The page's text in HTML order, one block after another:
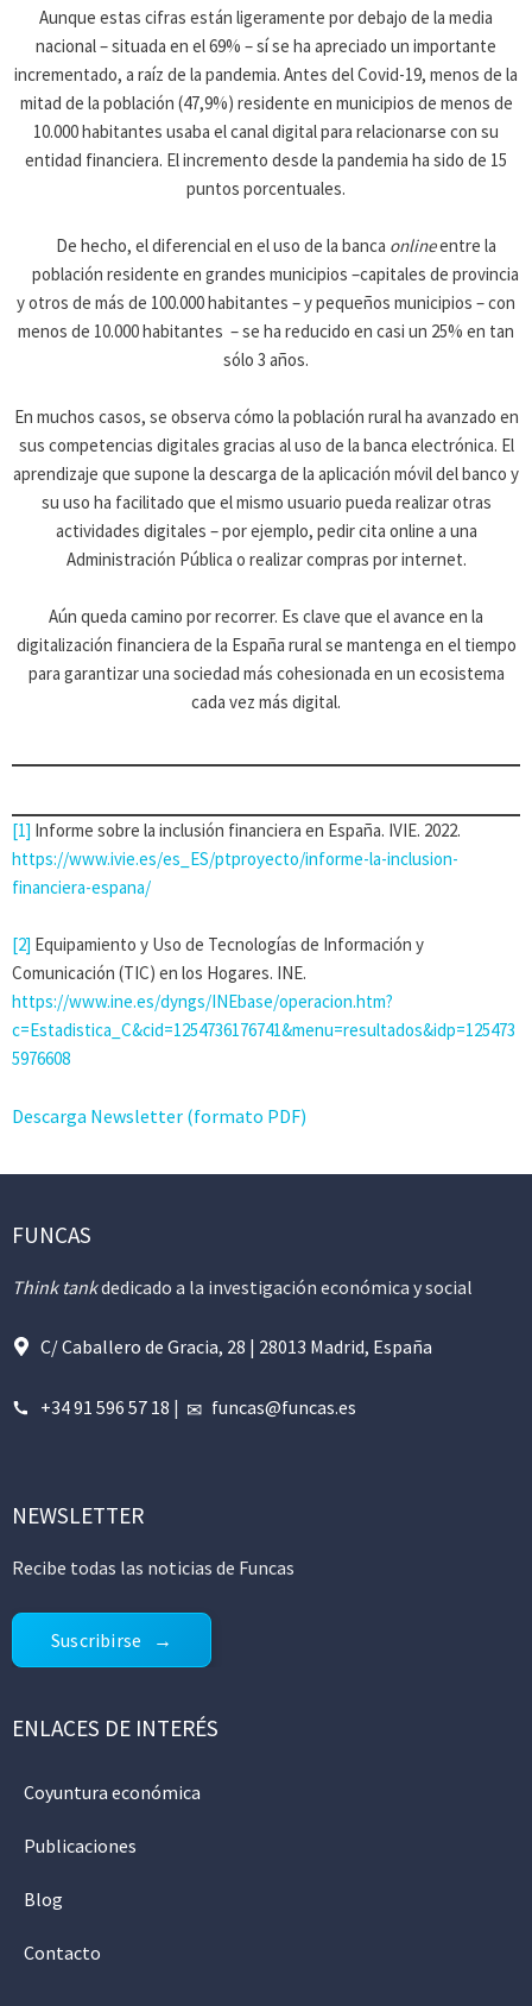
Aunque estas cifras están ligeramente por debajo de la media
nacional – situada en el 69% – sí se ha apreciado un importante
incrementado, a raíz de la pandemia. Antes del Covid-19, menos de la
mitad de la población (47,9%) residente en municipios de menos de
10.000 habitantes usaba el canal digital para relacionarse con su
entidad financiera. El incremento desde la pandemia ha sido de 15
puntos porcentuales.
De hecho, el diferencial en el uso de la banca onlineentre la
población residente en grandes municipios –capitales de provincia
y otros de más de 100.000 habitantes – y pequeños municipios – con
menos de 10.000 habitantes – se ha reducido en casi un 25% en tan
sólo 3 años.
En muchos casos, se observa cómo la población rural ha avanzado en
sus competencias digitales gracias al uso de la banca electrónica. El
aprendizaje que supone la descarga de la aplicación móvil del banco y
su uso ha facilitado que el mismo usuario pueda realizar otras
actividades digitales – por ejemplo, pedir cita online a una
Administración Pública o realizar compras por internet.
Aún queda camino por recorrer. Es clave que el avance en la
digitalización financiera de la España rural se mantenga en el tiempo
para garantizar una sociedad más cohesionada en un ecosistema
cada vez más digital.
[1] Informe sobre la inclusión financiera en España. IVIE. 2022.
https://www.ivie.es/es_ES/ptproyecto/informe-la-inclusion-
financiera-espana/
[2] Equipamiento y Uso de Tecnologías de Información y
Comunicación (TIC) en los Hogares. INE.
https://www.ine.es/dyngs/INEbase/operacion.htm?
c=Estadistica_C&cid=1254736176741&menu=resultados&idp=125473
5976608
Descarga Newsletter (formato PDF)
FUNCAS
Think tankdedicado a la investigación económica y social
C/ Caballero de Gracia, 28 | 28013 Madrid, España
+34 91 596 57 18 | funcas@funcas.es
NEWSLETTER
Recibe todas las noticias de Funcas
Suscribirse
ENLACES DE INTERÉS
Coyuntura económica
Publicaciones
Blog
Contacto